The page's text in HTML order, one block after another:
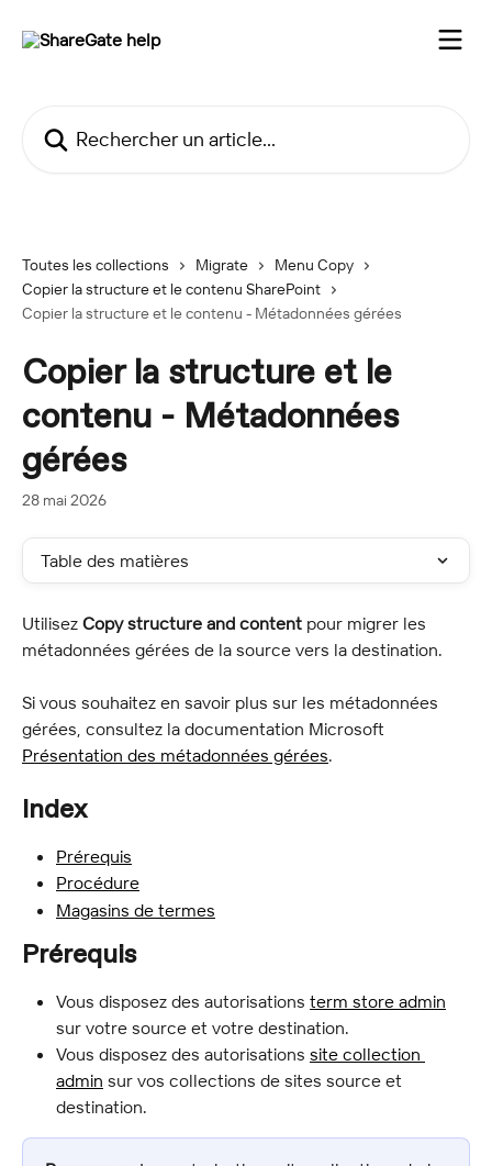
Toutes les collections Migrate
Menu Copy
Copier la structure et le contenu SharePoint
Copier la structure et le contenu - Métadonnées gérées
Copier la structure et le
contenu - Métadonnées
gérées
28 mai 2026
Table des matières
Utilisez Copy structure and content pour migrer les
métadonnées gérées de la source vers la destination.
Si vous souhaitez en savoir plus sur les métadonnées
gérées, consultez la documentation Microsoft
Présentation des métadonnées gérées.
Index
Prérequis
Procédure
Magasins de termes
Prérequis
Vous disposez des autorisations term store admin
sur votre source et votre destination.
Vous disposez des autorisations site collection
admin sur vos collections de sites source et
destination.